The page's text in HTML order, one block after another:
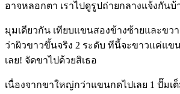
อาจหลอกตา เราไปดูรูปถ่ายกลางแจ้งกันบ้
มุมเดียวกัน เทียบแขนสองข้างซ้ายและขว
ว่าผิวขาวขึ้นจริง 2 ระดับ ทีนี้จะขาวแค่แข
เลย! จัดขาไปด้วยสิเธอ
เนื่องจากขาใหญ่กว่าแขนกดไปเลย 1 ปั๊มเ